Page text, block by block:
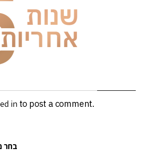
in to post a comment.
בחר